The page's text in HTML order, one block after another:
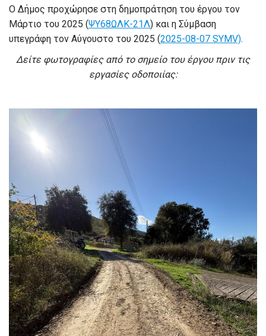
Ο Δήμος προχώρησε στη δημοπράτηση του έργου τον
Μάρτιο του 2025 (ΨΥ68ΩΛΚ-21Λ) και η Σύμβαση
υπεγράφη τον Αύγουστο του 2025 (2025-08-07 SYMV).
Δείτε φωτογραφίες από το σημείο του έργου πριν τις
εργασίες οδοποιίας: